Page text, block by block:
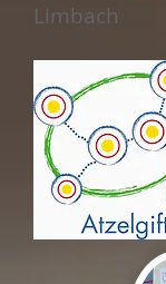
Limbach